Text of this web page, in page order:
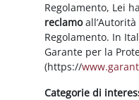
Regolamento, Lei
reclamoall’Autorità
Regolamento. In
Garante per la
(https://
Categorie di